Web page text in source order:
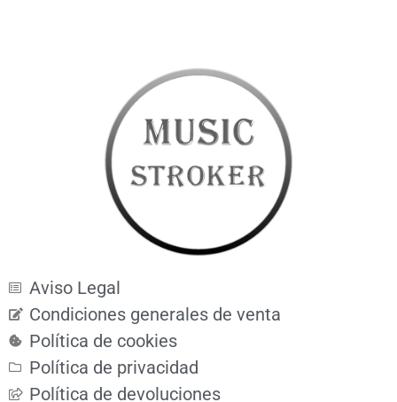
Aviso Legal
Condiciones generales de venta
Política de cookies
Política de privacidad
Política de devoluciones